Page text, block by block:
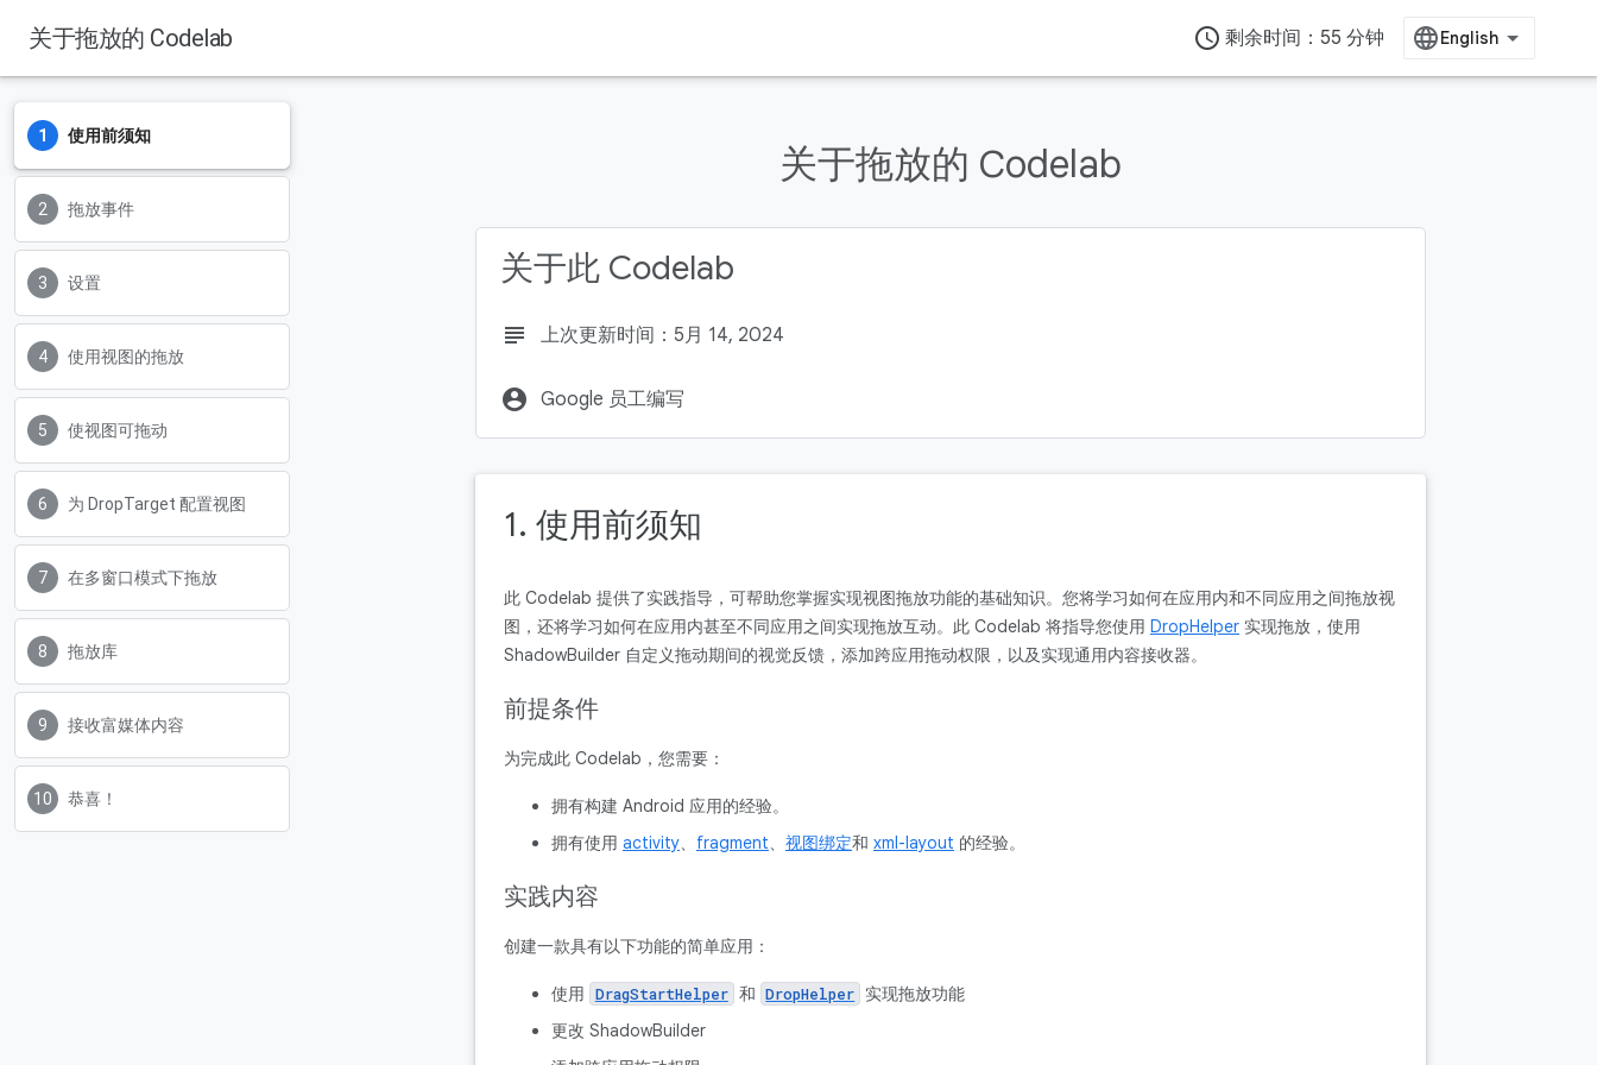
关于拖放的 Codelab access_time 剩余时间：55 分钟
使用前须知
拖放事件
设置
使用视图的拖放
使视图可拖动
为 DropTarget 配置视图
在多窗口模式下拖放
拖放库
接收富媒体内容
恭喜！
关于拖放的 Codelab
关于此 Codelab
subject 上次更新时间：5月 14, 2024
account_circle Google 员工编写
1. 使用前须知
此 Codelab 提供了实践指导，可帮助您掌握实现视图拖放功能的基础知识。您将学习如何在应用内和不同应用之间拖放视
图，还将学习如何在应用内甚至不同应用之间实现拖放互动。此 Codelab 将指导您使用 DropHelper 实现拖放，使用
ShadowBuilder 自定义拖动期间的视觉反馈，添加跨应用拖动权限，以及实现通用内容接收器。
前提条件
为完成此 Codelab，您需要：
拥有构建 Android 应用的经验。
拥有使用 activity、 fragment、 视图绑定和 xml-layout 的经验。
实践内容
创建一款具有以下功能的简单应用：
使用 DragStartHelper 和 DropHelper
实现拖放功能
更改 ShadowBuilder